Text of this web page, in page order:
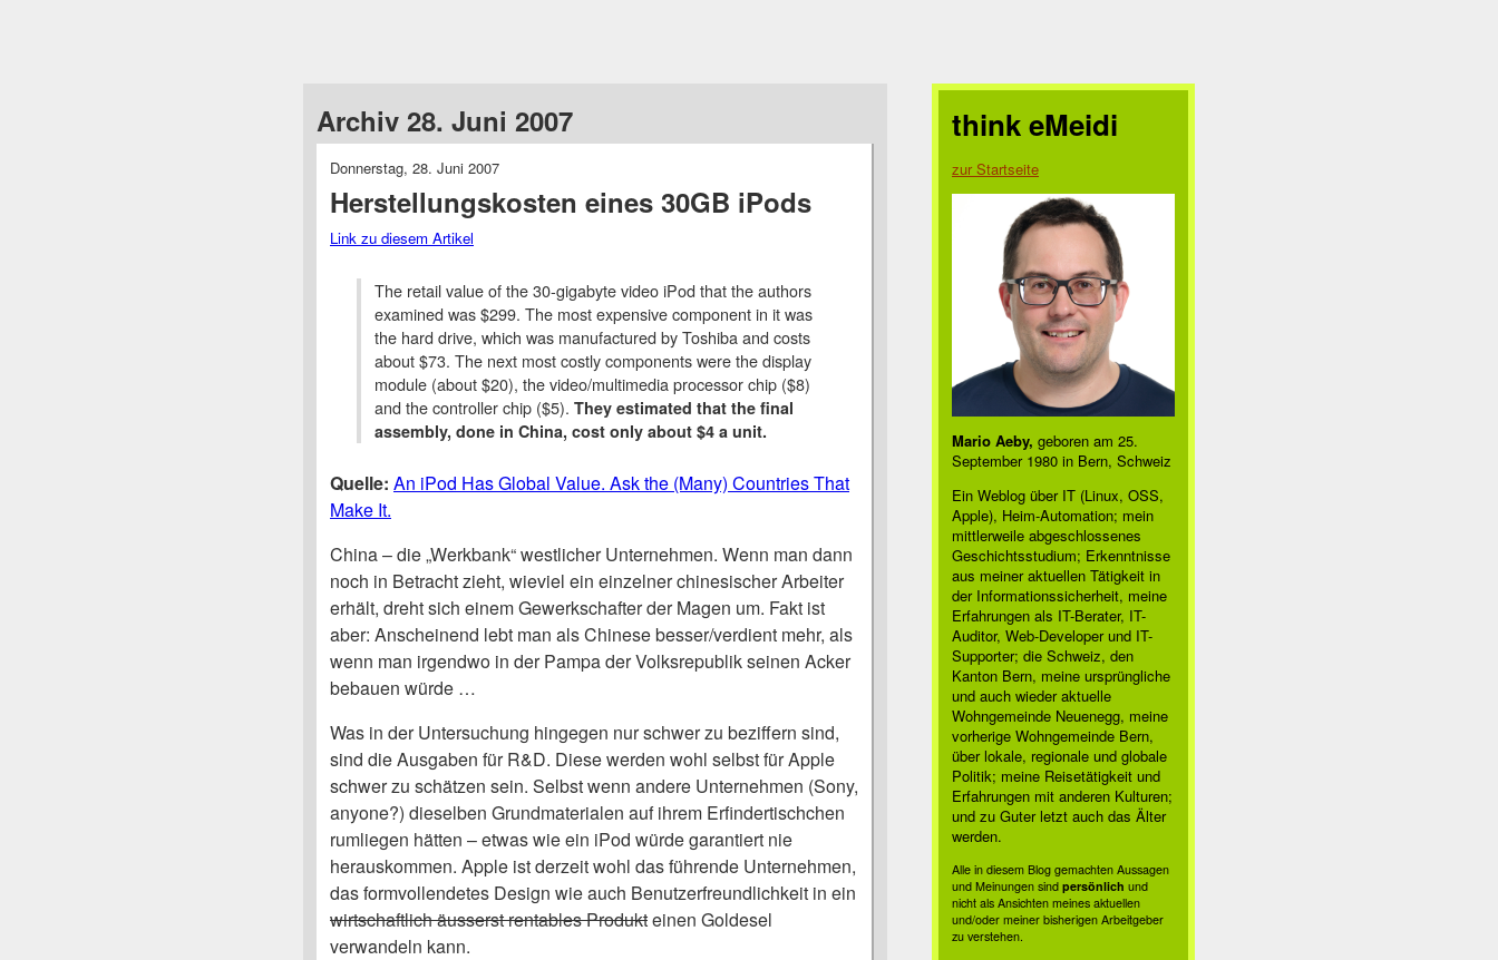
Archiv 28. Juni 2007
Donnerstag, 28. Juni 2007
Herstellungskosten eines 30GB iPods
Link zu diesem Artikel
The retail value of the 30-gigabyte video iPod that the authors
examined was $299. The most expensive component in it was
the hard drive, which was manufactured by Toshiba and costs
about $73. The next most costly components were the display
module (about $20), the video/multimedia processor chip ($8)
and the controller chip ($5). They estimated that the final
assembly, done in China, cost only about $4 a unit.
Quelle: An iPod Has Global Value. Ask the (Many) Countries That
Make It.
China – die „Werkbank“ westlicher Unternehmen. Wenn man dann
noch in Betracht zieht, wieviel ein einzelner chinesischer Arbeiter
erhält, dreht sich einem Gewerkschafter der Magen um. Fakt ist
aber: Anscheinend lebt man als Chinese besser/verdient mehr, als
wenn man irgendwo in der Pampa der Volksrepublik seinen Acker
bebauen würde …
Was in der Untersuchung hingegen nur schwer zu beziffern sind,
sind die Ausgaben für R&D. Diese werden wohl selbst für Apple
schwer zu schätzen sein. Selbst wenn andere Unternehmen (Sony,
anyone?) dieselben Grundmaterialen auf ihrem Erfindertischchen
rumliegen hätten – etwas wie ein iPod würde garantiert nie
herauskommen. Apple ist derzeit wohl das führende Unternehmen,
das formvollendetes Design wie auch Benutzerfreundlichkeit in ein
wirtschaftlich äusserst rentables Produkteinen Goldesel
verwandeln kann.
think eMeidi
zur Startseite
Mario Aeby, geboren am 25.
September 1980 in Bern, Schweiz
Ein Weblog über IT (Linux, OSS,
Apple), Heim-Automation; mein
mittlerweile abgeschlossenes
Geschichtsstudium; Erkenntnisse
aus meiner aktuellen Tätigkeit in
der Informationssicherheit, meine
Erfahrungen als IT-Berater, IT-
Auditor, Web-Developer und IT-
Supporter; die Schweiz, den
Kanton Bern, meine ursprüngliche
und auch wieder aktuelle
Wohngemeinde Neuenegg, meine
vorherige Wohngemeinde Bern,
über lokale, regionale und globale
Politik; meine Reisetätigkeit und
Erfahrungen mit anderen Kulturen;
und zu Guter letzt auch das Älter
werden.
Alle in diesem Blog gemachten Aussagen
und Meinungen sind persönlich und
nicht als Ansichten meines aktuellen
und/oder meiner bisherigen Arbeitgeber
zu verstehen.